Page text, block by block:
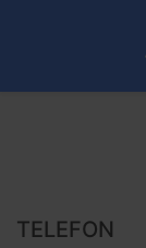
TELEFON